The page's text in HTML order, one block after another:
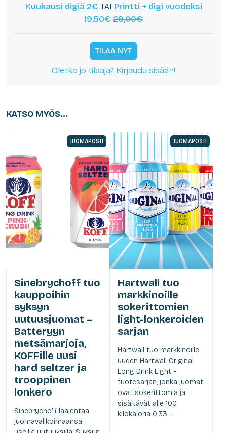
Kuukausi digiä 2€ TAI Printti + digi vuodeksi
19,50€ 29,00€
TILAA NYT
Oletko jo tilaaja? Kirjaudu sisään!
KATSO MYÖS...
JUOMAPOSTI
Sinebrychoff tuo
kauppoihin
syksyn
uutuusjuomat –
Batteryyn
metsämarjoja,
KOFFille uusi
hard seltzer ja
trooppinen
lonkero
Sinebrychoff laajentaa
juomavalikoimaansa
JUOMAPOSTI
Hartwall tuo
markkinoille
sokerittomien
light-lonkeroiden
sarjan
Hartwall tuo markkinoille
uuden Hartwall Original
Long Drink Light -
tuotesarjan, jonka juomat
ovat sokerittomia ja
sisältävät alle 100
kilokaloria 0,33...